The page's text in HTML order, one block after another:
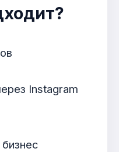
Instagram